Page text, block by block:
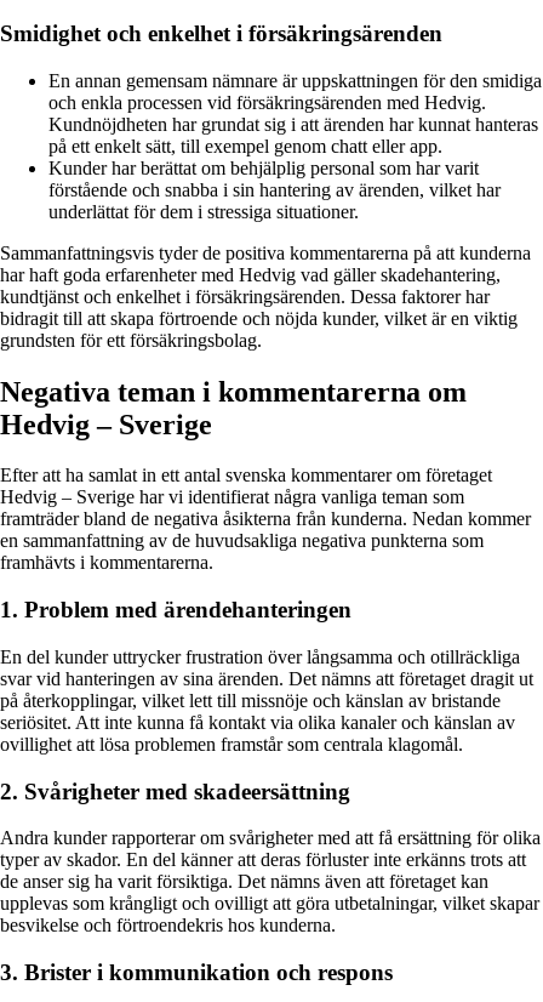
Smidighet och enkelhet i försäkringsärenden
En annan gemensam nämnare är uppskattningen för den smidiga
och enkla processen vid försäkringsärenden med Hedvig.
Kundnöjdheten har grundat sig i att ärenden har kunnat hanteras
på ett enkelt sätt, till exempel genom chatt eller app.
Kunder har berättat om behjälplig personal som har varit
förstående och snabba i sin hantering av ärenden, vilket har
underlättat för dem i stressiga situationer.
Sammanfattningsvis tyder de positiva kommentarerna på att kunderna
har haft goda erfarenheter med Hedvig vad gäller skadehantering,
kundtjänst och enkelhet i försäkringsärenden. Dessa faktorer har
bidragit till att skapa förtroende och nöjda kunder, vilket är en viktig
grundsten för ett försäkringsbolag.
Negativa teman i kommentarerna om
Hedvig – Sverige
Efter att ha samlat in ett antal svenska kommentarer om företaget
Hedvig – Sverige har vi identifierat några vanliga teman som
framträder bland de negativa åsikterna från kunderna. Nedan kommer
en sammanfattning av de huvudsakliga negativa punkterna som
framhävts i kommentarerna.
1. Problem med ärendehanteringen
En del kunder uttrycker frustration över långsamma och otillräckliga
svar vid hanteringen av sina ärenden. Det nämns att företaget dragit ut
på återkopplingar, vilket lett till missnöje och känslan av bristande
seriösitet. Att inte kunna få kontakt via olika kanaler och känslan av
ovillighet att lösa problemen framstår som centrala klagomål.
2. Svårigheter med skadeersättning
Andra kunder rapporterar om svårigheter med att få ersättning för olika
typer av skador. En del känner att deras förluster inte erkänns trots att
de anser sig ha varit försiktiga. Det nämns även att företaget kan
upplevas som krångligt och ovilligt att göra utbetalningar, vilket skapar
besvikelse och förtroendekris hos kunderna.
3. Brister i kommunikation och respons